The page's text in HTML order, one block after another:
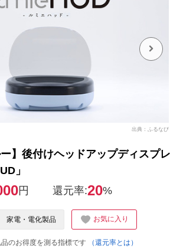
出典：ふるなび
】後付けヘッドアップディスプレ
」
円 還元率:20%
家電・電化製品 お気に入り
のお得度を測る指標です
（還元率とは）